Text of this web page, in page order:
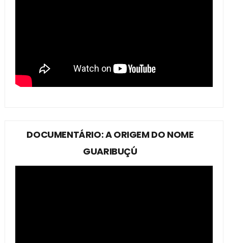
DOCUMENTÁRIO: A ORIGEM DO NOME
GUARIBUÇÚ